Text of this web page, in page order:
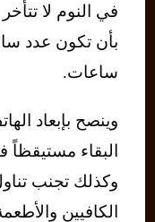
في النوم لا
ساعات.
وينصح بإبعاد
البقاء
وكذلك تجنب
الكافيين